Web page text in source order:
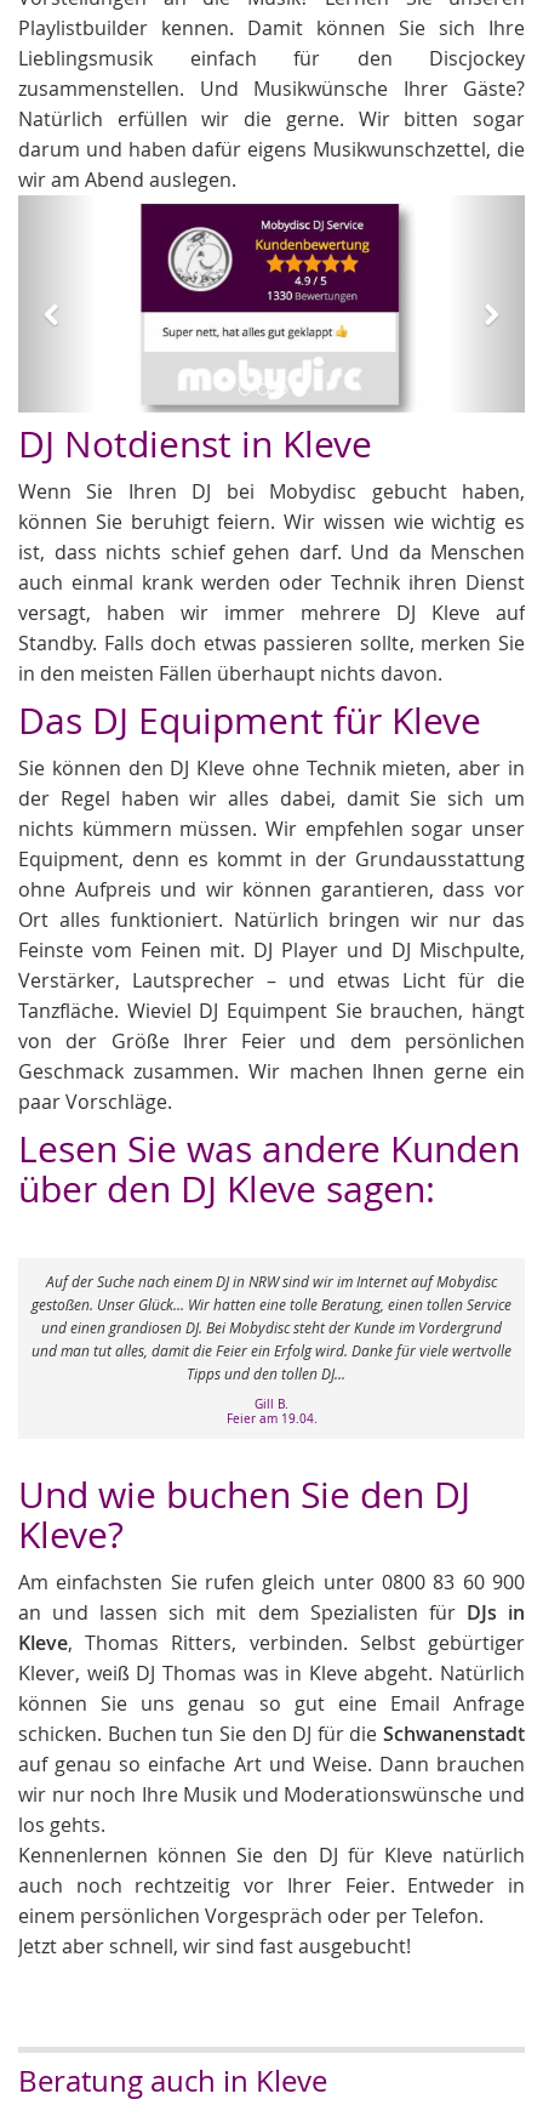
Playlistbuilder kennen. Damit können Sie sich Ihre
Lieblingsmusik einfach für den Discjockey
zusammenstellen. Und Musikwünsche Ihrer Gäste?
Natürlich erfüllen wir die gerne. Wir bitten sogar
darum und haben dafür eigens Musikwunschzettel, die
wir am Abend auslegen.
Hochzeit DJs
DJ Notdienst in Kleve
Wenn Sie Ihren DJ bei Mobydisc gebucht haben,
können Sie beruhigt feiern. Wir wissen wie wichtig es
ist, dass nichts schief gehen darf. Und da Menschen
auch einmal krank werden oder Technik ihren Dienst
versagt, haben wir immer mehrere DJ Kleve auf
Standby. Falls doch etwas passieren sollte, merken Sie
in den meisten Fällen überhaupt nichts davon.
Das DJ Equipment für Kleve
Sie können den DJ Kleve ohne Technik mieten, aber in
der Regel haben wir alles dabei, damit Sie sich um
nichts kümmern müssen. Wir empfehlen sogar unser
Equipment, denn es kommt in der Grundausstattung
ohne Aufpreis und wir können garantieren, dass vor
Ort alles funktioniert. Natürlich bringen wir nur das
Feinste vom Feinen mit. DJ Player und DJ Mischpulte,
Verstärker, Lautsprecher – und etwas Licht für die
Tanzfläche. Wieviel DJ Equimpent Sie brauchen, hängt
von der Größe Ihrer Feier und dem persönlichen
Geschmack zusammen. Wir machen Ihnen gerne ein
paar Vorschläge.
Lesen Sie was andere Kunden
über den DJ Kleve sagen:
DJ in NRW sind wir im Internet auf Mobydisc
Wir hatten eine tolle Beratung, einen tollen Service
DJ. Bei Mobydisc steht der Kunde im Vordergrund
die Feier ein Erfolg wird. Danke für viele wertvolle
Vielen Dank für die tolle
Super gemacht! Wir
Und wie buchen Sie den DJ
Kleve?
Am einfachsten Sie rufen gleich unter 0800 83 60 900
an und lassen sich mit dem Spezialisten für DJs in
Kleve, Thomas Ritters, verbinden. Selbst gebürtiger
Klever, weiß DJ Thomas was in Kleve abgeht. Natürlich
können Sie uns genau so gut eine Email Anfrage
schicken. Buchen tun Sie den DJ für die Schwanenstadt
auf genau so einfache Art und Weise. Dann brauchen
wir nur noch Ihre Musik und Moderationswünsche und
los gehts.
Kennenlernen können Sie den DJ für Kleve natürlich
auch noch rechtzeitig vor Ihrer Feier. Entweder in
einem persönlichen Vorgespräch oder per Telefon.
Jetzt aber schnell, wir sind fast ausgebucht!
Beratung auch in Kleve